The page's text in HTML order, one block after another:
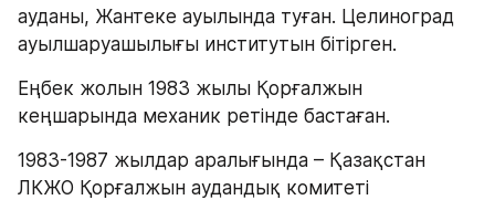
ауданы, Жантеке ауылында туған. Целиноград
ауылшаруашылығы институтын бітірген.
Еңбек жолын 1983 жылы Қорғалжын
кеңшарында механик ретінде бастаған.
1983-1987 жылдар аралығында – Қазақстан
ЛКЖО Қорғалжын аудандық комитеті